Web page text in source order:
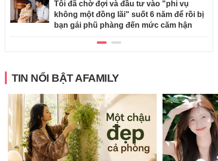
Tôi đã chờ đợi và đầu tư vào "phi vụ
không một đồng lãi" suốt 6 năm để rồi bị
bạn gái phũ phàng đến mức căm hận
TIN NỔI BẬT AFAMILY